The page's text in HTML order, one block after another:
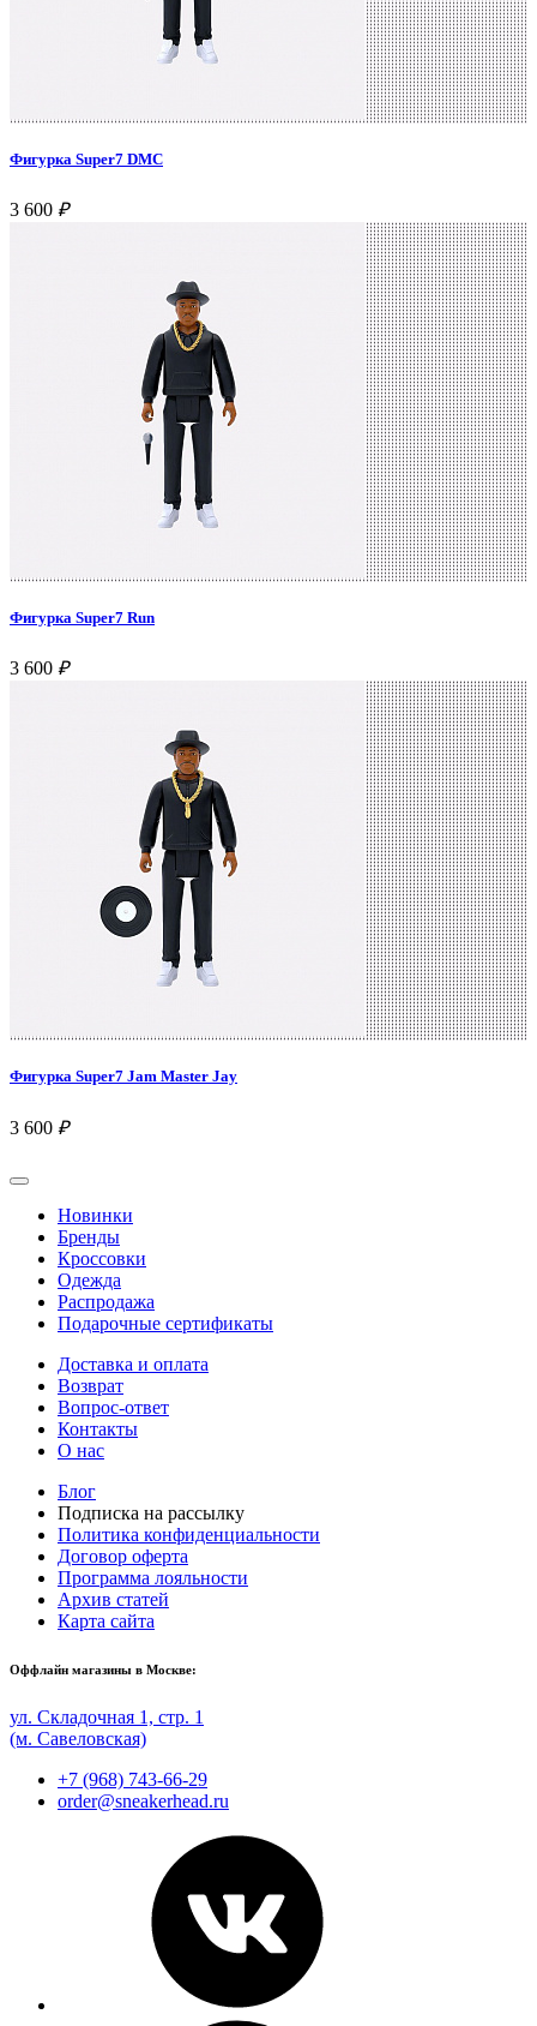
Фигурка Super7 DMC
3 600 ₽
Фигурка Super7 Run
3 600 ₽
Фигурка Super7 Jam Master Jay
3 600 ₽
Новинки
Бренды
Кроссовки
Одежда
Распродажа
Подарочные сертификаты
Доставка и оплата
Возврат
Вопрос-ответ
Контакты
О нас
Блог
Подписка на рассылку
Политика конфиденциальности
Договор оферта
Программа лояльности
Архив статей
Карта сайта
Оффлайн магазины в Москве:
ул. Складочная 1, стр. 1
(м. Савеловская)
+7 (968) 743-66-29
order@sneakerhead.ru